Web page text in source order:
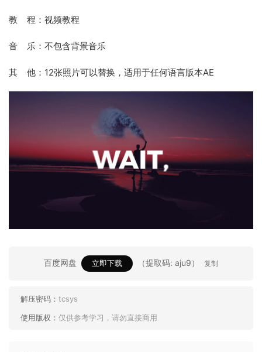
教 程：视频教程
音 乐：不包含背景音乐
其 他：12张照片可以替换，适用于任何语言版本AE
百度网盘 立即下载 （提取码: aju9） 复制
解压密码： tcsys
使用版权： 仅供参考学习，请勿直接商用